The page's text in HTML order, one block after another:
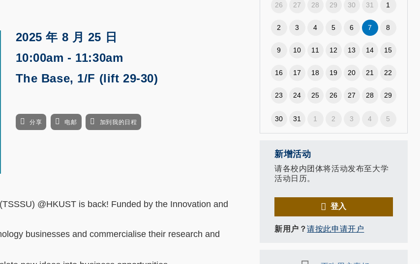
2025 年 8 月 25 日
10:00am - 11:30am
The Base, 1/F (lift 29-30)
分享 电邮 加到我的日程
@HKUST is back! Funded by the Innovation and
businesses and commercialise their research and
26 27 28 29 30 31 1
2 3 4 5 6 7 8
9 10 11 12 13 14 15
16 17 18 19 20 21 22
23 24 25 26 27 28 29
30 31 1 2 3 4 5
新增活动
请各校内团体将活动发布至大学
活动日历。
登入
新用户？请按此申请开户